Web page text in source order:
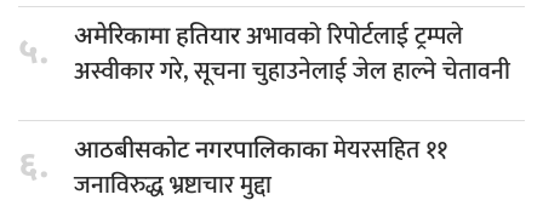
५. अमेरिकामा हतियारअभावको रिपोर्टलाई ट्रम्पले
अस्वीकार गरे, सूचना चुहाउनेलाई जेल हाल्ने चेतावनी
६. आठबीसकोट नगरपालिकाकामेयरसहित ११
जनाविरुद्ध भ्रष्टाचार मुद्दा